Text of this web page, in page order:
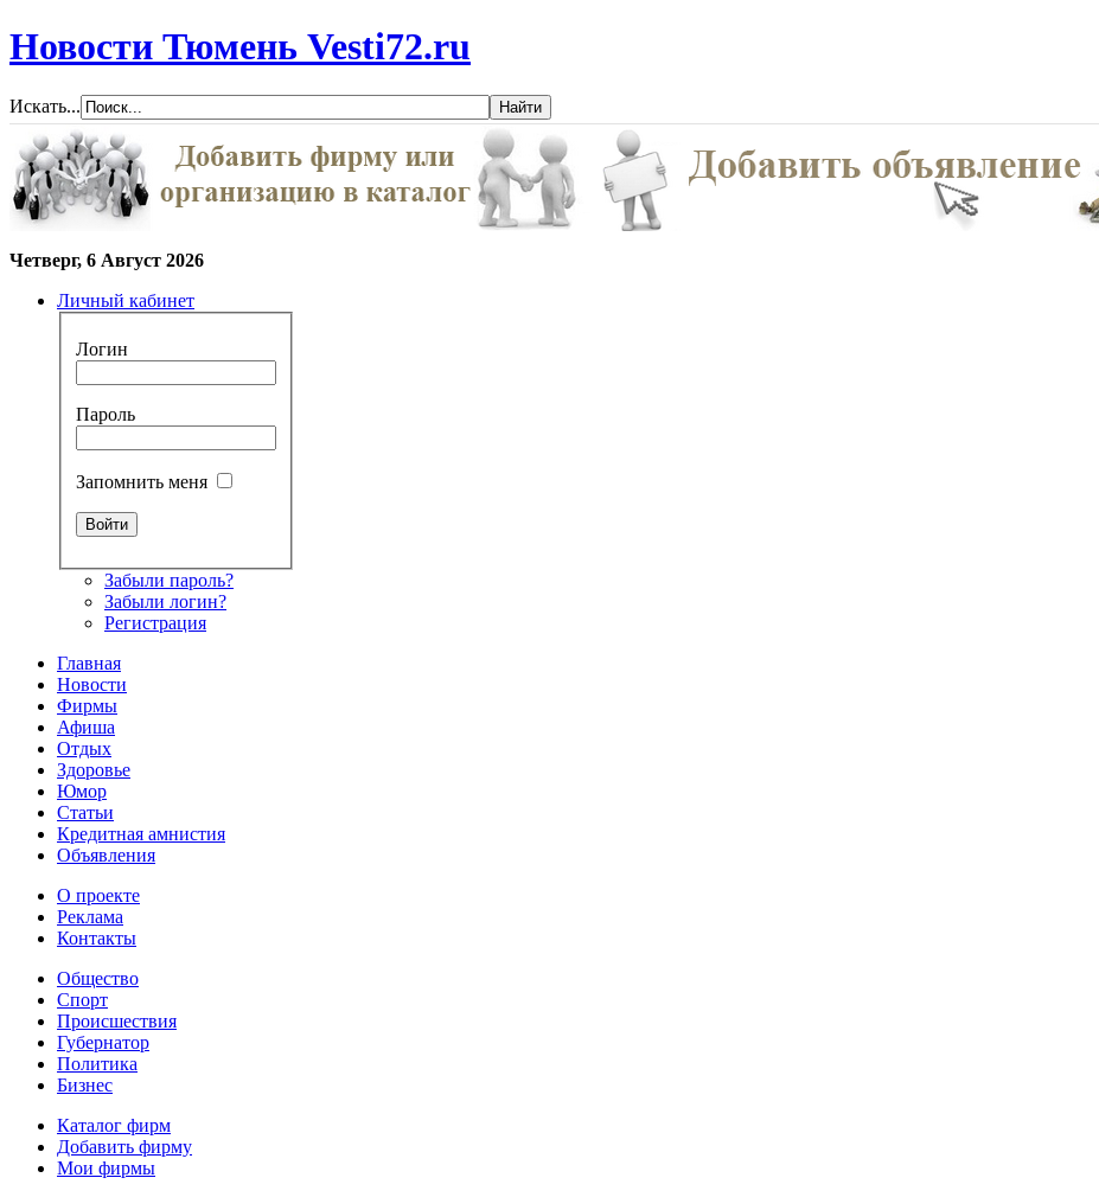
Новости Тюмень Vesti72.ru
Искать...
Четверг, 6 Август 2026
Личный кабинет
Логин
Пароль
Запомнить меня
Забыли пароль?
Забыли логин?
Регистрация
Главная
Новости
Фирмы
Афиша
Отдых
Здоровье
Юмор
Статьи
Кредитная амнистия
Объявления
О проекте
Реклама
Контакты
Общество
Спорт
Происшествия
Губернатор
Политика
Бизнес
Каталог фирм
Добавить фирму
Мои фирмы